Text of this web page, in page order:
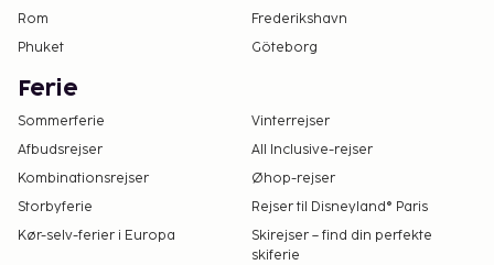
Rom
Frederikshavn
Phuket
Göteborg
Ferie
Sommerferie
Vinterrejser
Afbudsrejser
All Inclusive-rejser
Kombinationsrejser
Øhop-rejser
Storbyferie
Rejser til Disneyland® Paris
Kør-selv-ferier i Europa
Skirejser – find din perfekte
skiferie